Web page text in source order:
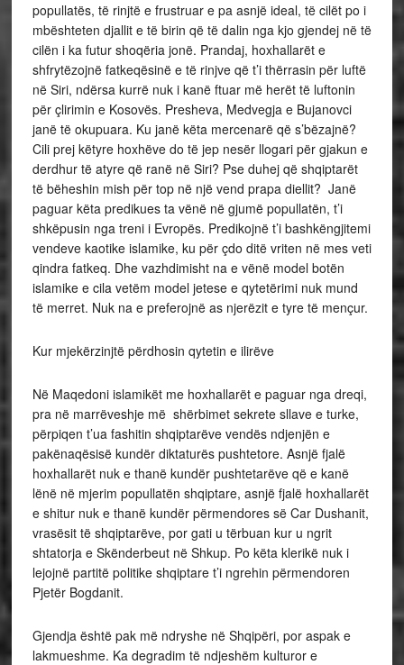
popullatës, të rinjtë e frustruar e pa asnjë ideal, të cilët po i
mbështeten djallit e të birin që të dalin nga kjo gjendej në të
cilën i ka futur shoqëria jonë. Prandaj, hoxhallarët e
shfrytëzojnë fatkeqësinë e të rinjve që t’i thërrasin për luftë
në Siri, ndërsa kurrë nuk i kanë ftuar më herët të luftonin
për çlirimin e Kosovës. Presheva, Medvegja e Bujanovci
janë të okupuara. Ku janë këta mercenarë që s’bëzajnë?
Cili prej këtyre hoxhëve do të jep nesër llogari për gjakun e
derdhur të atyre që ranë në Siri? Pse duhej që shqiptarët
të bëheshin mish për top në një vend prapa diellit? Janë
paguar këta predikues ta vënë në gjumë popullatën, t’i
shkëpusin nga treni i Evropës. Predikojnë t’i bashkëngjitemi
vendeve kaotike islamike, ku për çdo ditë vriten në mes veti
qindra fatkeq. Dhe vazhdimisht na e vënë model botën
islamike e cila vetëm model jetese e qytetërimi nuk mund
të merret. Nuk na e preferojnë as njerëzit e tyre të mençur.
Kur mjekërzinjtë përdhosin qytetin e ilirëve
Në Maqedoni islamikët me hoxhallarët e paguar nga dreqi,
pra në marrëveshje më shërbimet sekrete sllave e turke,
përpiqen t’ua fashitin shqiptarëve vendës ndjenjën e
pakënaqësisë kundër diktaturës pushtetore. Asnjë fjalë
hoxhallarët nuk e thanë kundër pushtetarëve që e kanë
lënë në mjerim popullatën shqiptare, asnjë fjalë hoxhallarët
e shitur nuk e thanë kundër përmendores së Car Dushanit,
vrasësit të shqiptarëve, por gati u tërbuan kur u ngrit
shtatorja e Skënderbeut në Shkup. Po këta klerikë nuk i
lejojnë partitë politike shqiptare t’i ngrehin përmendoren
Pjetër Bogdanit.
Gjendja është pak më ndryshe në Shqipëri, por aspak e
lakmueshme. Ka degradim të ndjeshëm kulturor e